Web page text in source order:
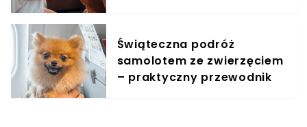
Świąteczna podróż
samolotem ze zwierzęciem
– praktyczny przewodnik